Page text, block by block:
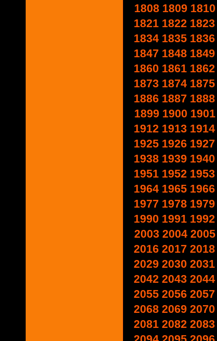
1808 1809 1810
1821 1822 1823
1834 1835 1836
1847 1848 1849
1860 1861 1862
1873 1874 1875
1886 1887 1888
1899 1900 1901
1912 1913 1914
1925 1926 1927
1938 1939 1940
1951 1952 1953
1964 1965 1966
1977 1978 1979
1990 1991 1992
2003 2004 2005
2016 2017 2018
2029 2030 2031
2042 2043 2044
2055 2056 2057
2068 2069 2070
2081 2082 2083